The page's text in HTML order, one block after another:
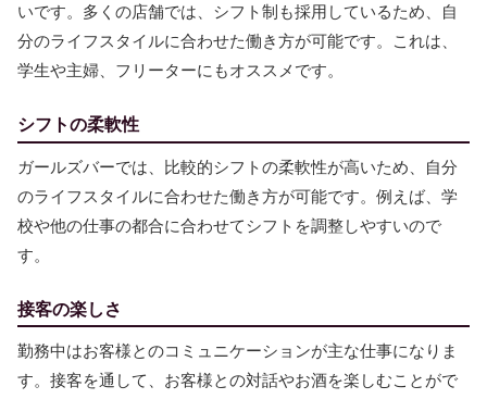
いです。多くの店舗では、シフト制も採用しているため、自
分のライフスタイルに合わせた働き方が可能です。これは、
学生や主婦、フリーターにもオススメです。
シフトの柔軟性
ガールズバーでは、比較的シフトの柔軟性が高いため、自分
のライフスタイルに合わせた働き方が可能です。例えば、学
校や他の仕事の都合に合わせてシフトを調整しやすいので
す。
接客の楽しさ
勤務中はお客様とのコミュニケーションが主な仕事になりま
す。接客を通して、お客様との対話やお酒を楽しむことがで